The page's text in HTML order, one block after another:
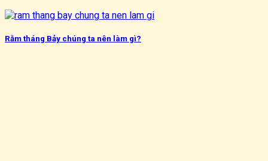
Rằm tháng Bảy chúng ta nên làm gì?